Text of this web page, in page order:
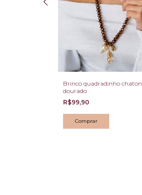
Brinco quadradinho chaton
dourado
R$99,90